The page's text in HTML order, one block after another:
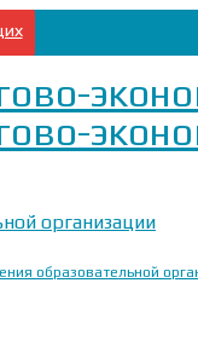
организации
образовательной